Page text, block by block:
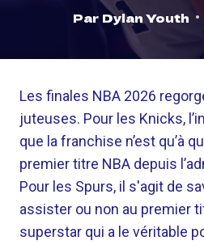
Par Dylan Youth
Les finales NBA 2026
juteuses. Pour les Knicks,
que la franchise n’est qu’à
premier titre NBA depuis
Pour les Spurs, il s'agit de
assister ou non au premier
superstar qui a le véritable